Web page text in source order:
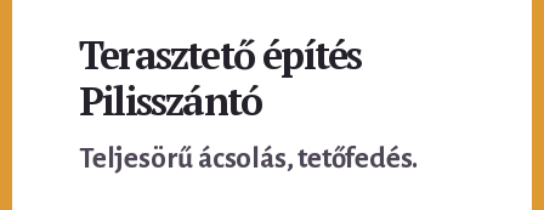
Terasztető építés
Pilisszántó
Teljesörű ácsolás, tetőfedés.